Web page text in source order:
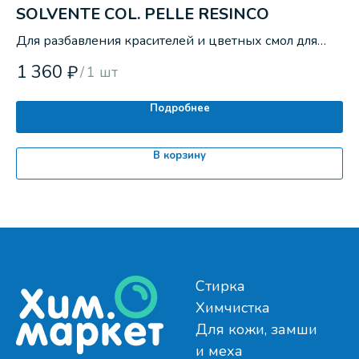
SOLVENTE COL. PELLE RESINCO
Для разбавления красителей и цветных смол для
1 360 ₽/ 1 шт
Подробнее
В корзину
Стирка
Химчистка
Для кожи, замши
и меха